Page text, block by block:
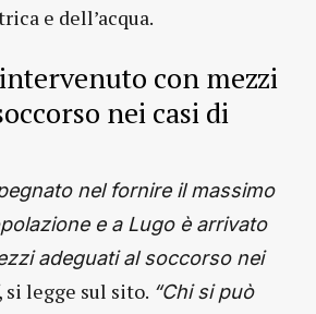
e dell’acqua.
con mezzi
nei casi di
nel fornire il massimo
e a Lugo è arrivato
adeguati al soccorso nei
si legge sul sito. “Chi si può